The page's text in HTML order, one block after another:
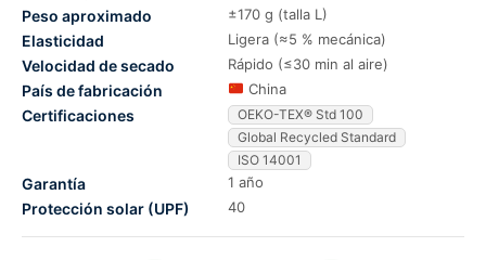
Peso aproximado ±170 g (talla L)
Elasticidad Ligera (≈5 % mecánica)
Velocidad de secado Rápido (≤30 min al aire)
País de fabricación China
Certificaciones
OEKO-TEX® Std 100
Global Recycled Standard
ISO 14001
Garantía 1 año
Protección solar (UPF) 40